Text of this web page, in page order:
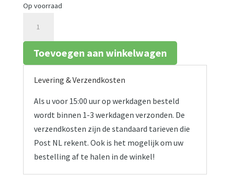
Op voorraad
Douchegel
aantalToevoegen aan winkelwagen
Levering & Verzendkosten
Als u voor 15:00 uur op werkdagen besteld
wordt binnen 1-3 werkdagen verzonden. De
verzendkosten zijn de standaard tarieven die
Post NL rekent. Ook is het mogelijk om uw
bestelling af te halen in de winkel!